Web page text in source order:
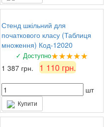
Стенд шкільний для
початкового класу (Таблиця
множення) Код-12020
✓ Доступно★★★★★
1 387 грн. 1 110 грн.
шт
Купити